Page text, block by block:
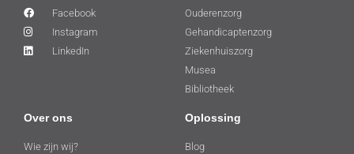
Facebook
Instagram
LinkedIn
Ouderenzorg
Gehandicaptenzorg
Ziekenhuiszorg
Musea
Bibliotheek
Over ons
Wie zijn wij?
Oplossing
Blog